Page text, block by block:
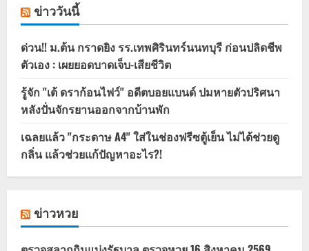
ข่าววันนี้
ด่วน!! ม.ต้น กราดยิง รร.เทพศิรินทร์นนทบุรี ก่อนปลิดชีพ
ตัวเอง : เผยยอดบาดเจ็บ-เสียชีวิต
รู้จัก "เต้ ดราก้อนไฟว์" อดีตบอยแบนด์ ปมหายตัวปริศนา
หลังปั่นจักรยานออกจากบ้านพัก
เฉลยแล้ว "กระดาษ A4" ใส่ในช่องฟรีซตู้เย็น ไม่ได้ช่วยดู
กลิ่น แล้วช่วยแก้ปัญหาอะไร?!
ข่าวหวย